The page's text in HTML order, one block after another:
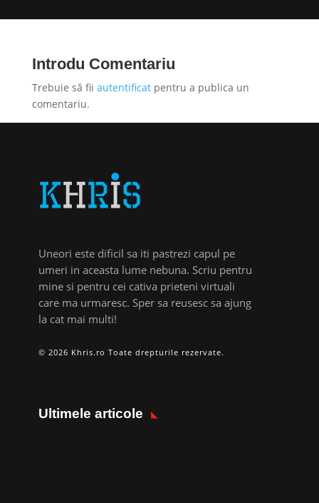
Introdu Comentariu
Trebuie să fii autentificatpentru a publica un
comentariu.
Uneori este dificil sa iti pastrezi capul pe
umeri in aceasta lume nebuna. Scriu pentru
mine si pentru cei cativa prieteni virtuali
care ma urmaresc. Sper sa reusesc sa ajung
la cat mai multi!
© 2026 Khris.ro Toate drepturile rezervate.
Ultimele articole